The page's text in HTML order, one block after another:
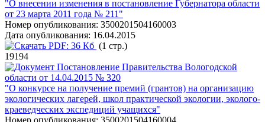
"О внесении изменения в постановление Губернатора области
от 23 марта 2011 года № 211"
Номер опубликования: 3500201504160003
Дата опубликования: 16.04.2015
PDF: 36 Кб (1 стр.)
19194
Постановление Правительства Вологодской
области от 14.04.2015 № 320
"О конкурсе на получение премий (грантов) на организацию
экологических лагерей, школ практической экологии, эколого-
краеведческих экспедиций учащихся"
Номер опубликования: 3500201504160004